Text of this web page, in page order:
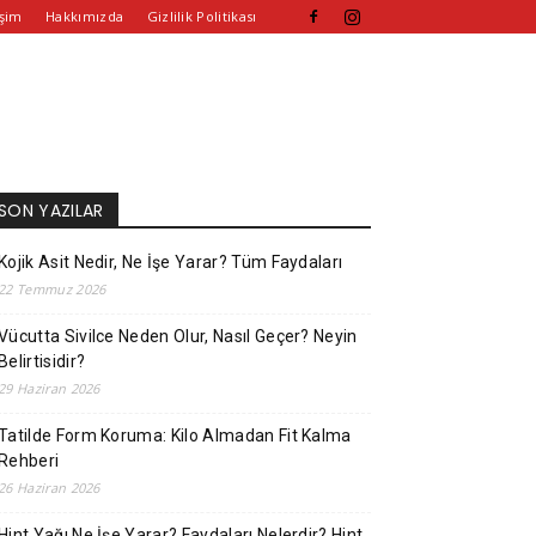
Hakkımızda Gizlilik Politikası
YAZILAR
Kojik Asit Nedir, Ne İşe Yarar? Tüm Faydaları
22 Temmuz 2026
Sivilce Neden Olur, Nasıl Geçer? Neyin
Belirtisidir?
29 Haziran 2026
Form Koruma: Kilo Almadan Fit Kalma
Rehberi
26 Haziran 2026